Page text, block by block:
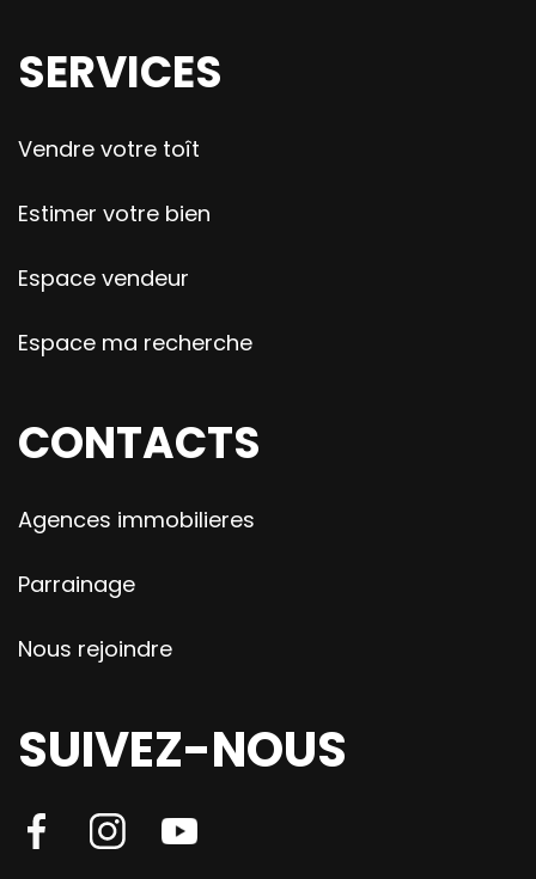
SERVICES
Vendre votre toît
Estimer votre bien
Espace vendeur
Espace ma recherche
CONTACTS
Agences immobilieres
Parrainage
Nous rejoindre
SUIVEZ-NOUS